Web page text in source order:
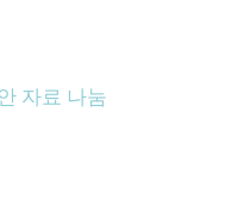
자료 나눔